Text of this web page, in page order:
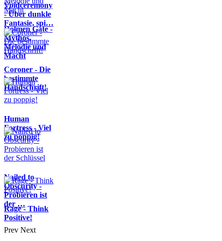
Voidceremony
- Über dunkle
Fantasie, spi…
Dolmen Gate -
Mythos,
Melodie und
Macht
Coroner - Die
bestimmte
Handschrift!
Human
Fortress - Viel
zu poppig!
Nailed to
Obscurity -
Probieren ist
der …
Rage - Think
Positive!
Prev Next